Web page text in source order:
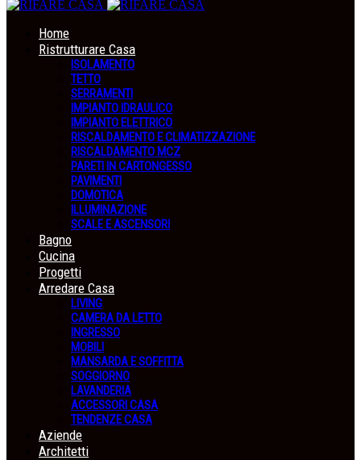
Home
Ristrutturare Casa
ISOLAMENTO
TETTO
SERRAMENTI
IMPIANTO IDRAULICO
IMPIANTO ELETTRICO
RISCALDAMENTO E CLIMATIZZAZIONE
RISCALDAMENTO MCZ
PARETI IN CARTONGESSO
PAVIMENTI
DOMOTICA
ILLUMINAZIONE
SCALE E ASCENSORI
Bagno
Cucina
Progetti
Arredare Casa
LIVING
CAMERA DA LETTO
INGRESSO
MOBILI
MANSARDA E SOFFITTA
SOGGIORNO
LAVANDERIA
ACCESSORI CASA
TENDENZE CASA
Aziende
Architetti